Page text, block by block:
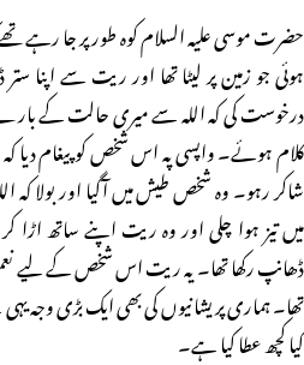
حضرت موسی علیہ السلام کوہ طور پر جا رہے
ہوئی جو زمین پر لیٹا تھا اور ریت سے
درخوست کی کہ اللہ سے میری حالت کے
کلام ہوئے۔ واپسی پہ اس شخص کو پیغام دیا
شاکر رہو۔ وہ شخص طیش میں آگیا اور بولا کہ
میں تیز ہوا چلی اور وہ ریت اپنے ساتھ
ڈھانپ رکھا تھا۔ یہ ریت اس شخص کے لیے
تھا۔ ہماری پریشانیوں کی بھی ایک بڑی وجہ
کیا کچھ عطا کیا ہے۔